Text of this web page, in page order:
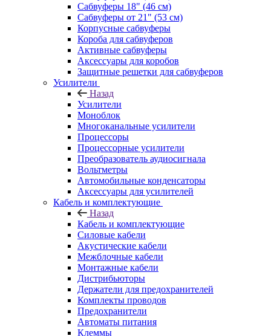
Сабвуферы 18" (46 см)
Сабвуферы от 21" (53 см)
Корпусные сабвуферы
Короба для сабвуферов
Активные сабвуферы
Аксессуары для коробов
Защитные решетки для сабвуферов
Усилители
Назад
Усилители
Моноблок
Многоканальные усилители
Процессоры
Процессорные усилители
Преобразователь аудиосигнала
Вольтметры
Автомобильные конденсаторы
Аксессуары для усилителей
Кабель и комплектующие
Назад
Кабель и комплектующие
Силовые кабели
Акустические кабели
Межблочные кабели
Монтажные кабели
Дистрибьюторы
Держатели для предохранителей
Комплекты проводов
Предохранители
Автоматы питания
Клеммы